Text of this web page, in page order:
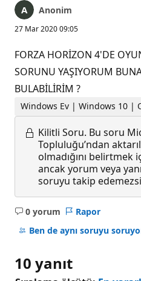
Anonim
27 Mar 2020 09:05
FORZA HORİZON 4'DE
SORUNU YAŞIYORUM
BULABİLİRİM ?
Windows Ev | Windows 10 |
Kilitli Soru. Bu soru
Topluluğu’ndan
olmadığını belirtmek
ancak yorum veya
soruyu takip
0 yorum
Açıklama
yok
Rapor
Ben de aynı soruyu
10 yanıt